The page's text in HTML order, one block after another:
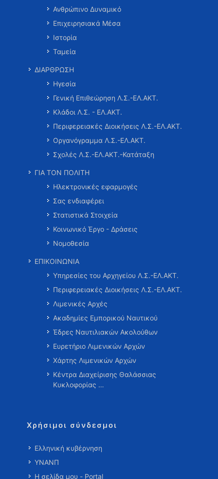
Ανθρώπινο Δυναμικό
Επιχειρησιακά Μέσα
Ιστορία
Ταμεία
ΔΙΑΡΘΡΩΣΗ
Ηγεσία
Γενική Επιθεώρηση Λ.Σ.-ΕΛ.ΑΚΤ.
Κλάδοι Λ.Σ. - ΕΛ.ΑΚΤ.
Περιφερειακές Διοικήσεις Λ.Σ.-ΕΛ.ΑΚΤ.
Οργανόγραμμα Λ.Σ.-ΕΛ.ΑΚΤ.
Σχολές Λ.Σ.-ΕΛ.ΑΚΤ.-Κατάταξη
ΓΙΑ ΤΟΝ ΠΟΛΙΤΗ
Ηλεκτρονικές εφαρμογές
Σας ενδιαφέρει
Στατιστικά Στοιχεία
Κοινωνικό Έργο - Δράσεις
Νομοθεσία
ΕΠΙΚΟΙΝΩΝΙΑ
Υπηρεσίες του Αρχηγείου Λ.Σ.-ΕΛ.ΑΚΤ.
Περιφερειακές Διοικήσεις Λ.Σ.-ΕΛ.ΑΚΤ.
Λιμενικές Αρχές
Ακαδημίες Εμπορικού Ναυτικού
Έδρες Ναυτιλιακών Ακολούθων
Ευρετήριο Λιμενικών Αρχών
Χάρτης Λιμενικών Αρχών
Κέντρα Διαχείρισης Θαλάσσιας
Κυκλοφορίας …
Χρήσιμοι σύνδεσμοι
Ελληνική κυβέρνηση
ΥΝΑΝΠ
Η σελίδα μου - Portal